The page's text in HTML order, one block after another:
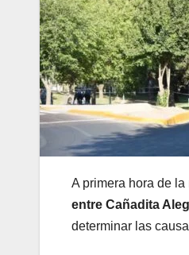
A primera hora de
entre Cañadita
determinar las